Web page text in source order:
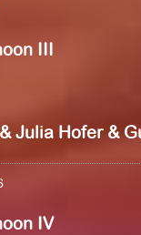
III
Julia Hofer &
IV